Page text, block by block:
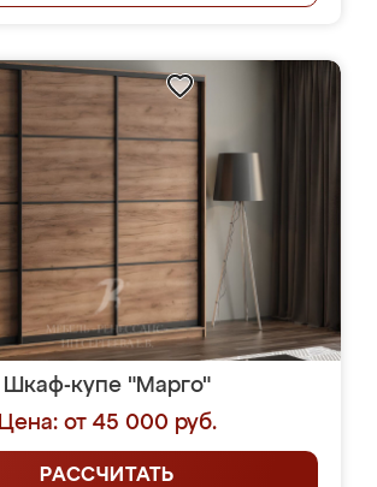
Шкаф-купе "Марго"
Цена: от 45 000 руб.
РАССЧИТАТЬ